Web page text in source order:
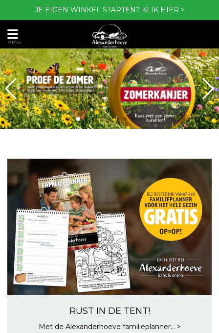
JE EIGEN WINKEL STARTEN? KLIK HIER >
MENU
RUST IN DE TENT!
Met de Alexanderhoeve familieplanner... >